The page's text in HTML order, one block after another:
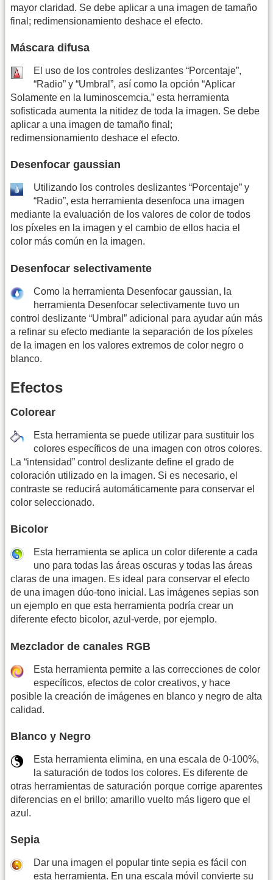
mayor claridad. Se debe aplicar a una imagen de tamaño
final; redimensionamiento deshace el efecto.
Máscara difusa
El uso de los controles deslizantes “Porcentaje”,
“Radio” y “Umbral”, así como la opción “Aplicar
Solamente en la luminoscemcia,” esta herramienta
sofisticada aumenta la nitidez de toda la imagen. Se debe
aplicar a una imagen de tamaño final;
redimensionamiento deshace el efecto.
Desenfocar gaussian
Utilizando los controles deslizantes “Porcentaje” y
“Radio”, esta herramienta desenfoca una imagen
mediante la evaluación de los valores de color de todos
los píxeles en la imagen y el cambio de ellos hacia el
color más común en la imagen.
Desenfocar selectivamente
Como la herramienta Desenfocar gaussian, la
herramienta Desenfocar selectivamente tuvo un
control deslizante “Umbral” adicional para ayudar aún más
a refinar su efecto mediante la separación de los píxeles
de la imagen en los valores extremos de color negro o
blanco.
Efectos
Colorear
Esta herramienta se puede utilizar para sustituir los
colores específicos de una imagen con otros colores.
La “intensidad” control deslizante define el grado de
coloración utilizado en la imagen. Si es necesario, el
contraste se reducirá automáticamente para conservar el
color seleccionado.
Bicolor
Esta herramienta se aplica un color diferente a cada
uno para todas las áreas oscuras y todas las áreas
claras de una imagen. Es ideal para conservar el efecto
de una imagen dúo-tono inicial. Las imágenes sepias son
un ejemplo en que esta herramienta podría crear un
diferente efecto bicolor, azul-verde, por ejemplo.
Mezclador de canales RGB
Esta herramienta permite a las correcciones de color
específicos, efectos de color creativos, y hace
posible la creación de imágenes en blanco y negro de alta
calidad.
Blanco y Negro
Esta herramienta elimina, en una escala de 0-100%,
la saturación de todos los colores. Es diferente de
otras herramientas de saturación porque corrige aparentes
diferencias en el brillo; amarillo vuelto más ligero que el
azul.
Sepia
Dar una imagen el popular tinte sepia es fácil con
esta herramienta. En una escala móvil convierte su